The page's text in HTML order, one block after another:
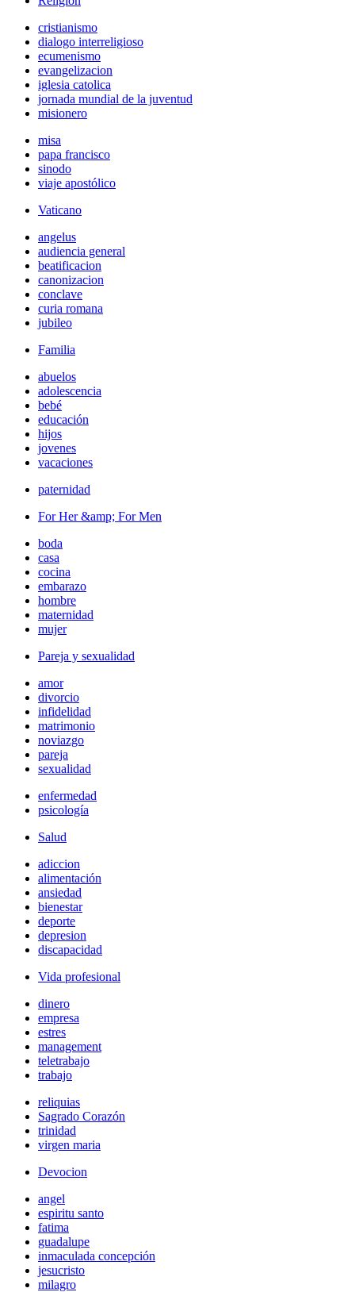
cristianismo
dialogo interreligioso
ecumenismo
evangelizacion
iglesia catolica
jornada mundial de la juventud
misionero
misa
papa francisco
sinodo
viaje apostólico
Vaticano
angelus
audiencia general
beatificacion
canonizacion
conclave
curia romana
jubileo
Familia
abuelos
adolescencia
bebé
educación
hijos
jovenes
vacaciones
paternidad
For Her &amp; For Men
boda
casa
cocina
embarazo
hombre
maternidad
mujer
Pareja y sexualidad
amor
divorcio
infidelidad
matrimonio
noviazgo
pareja
sexualidad
enfermedad
psicología
Salud
adiccion
alimentación
ansiedad
bienestar
deporte
depresion
discapacidad
Vida profesional
dinero
empresa
estres
management
teletrabajo
trabajo
reliquias
Sagrado Corazón
trinidad
virgen maria
Devocion
angel
espiritu santo
fatima
guadalupe
inmaculada concepción
jesucristo
milagro